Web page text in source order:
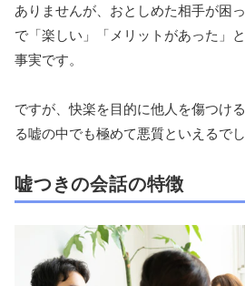
ありませんが、おとしめた相手が困
で「楽しい」「メリットがあった」
事実です。
ですが、快楽を目的に他人を傷つけ
る嘘の中でも極めて悪質といえるでし
嘘つきの会話の特徴